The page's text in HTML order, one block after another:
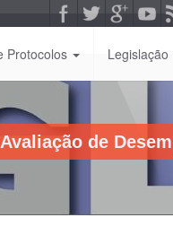
Protocolos Legislação
de